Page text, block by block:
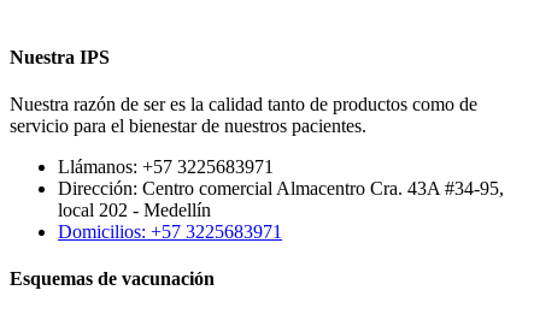
Nuestra IPS
Nuestra razón de ser es la calidad tanto de productos como de
servicio para el bienestar de nuestros pacientes.
Llámanos: +57 3225683971
Dirección: Centro comercial Almacentro Cra. 43A #34-95,
local 202 - Medellín
Domicilios: +57 3225683971
Esquemas de vacunación